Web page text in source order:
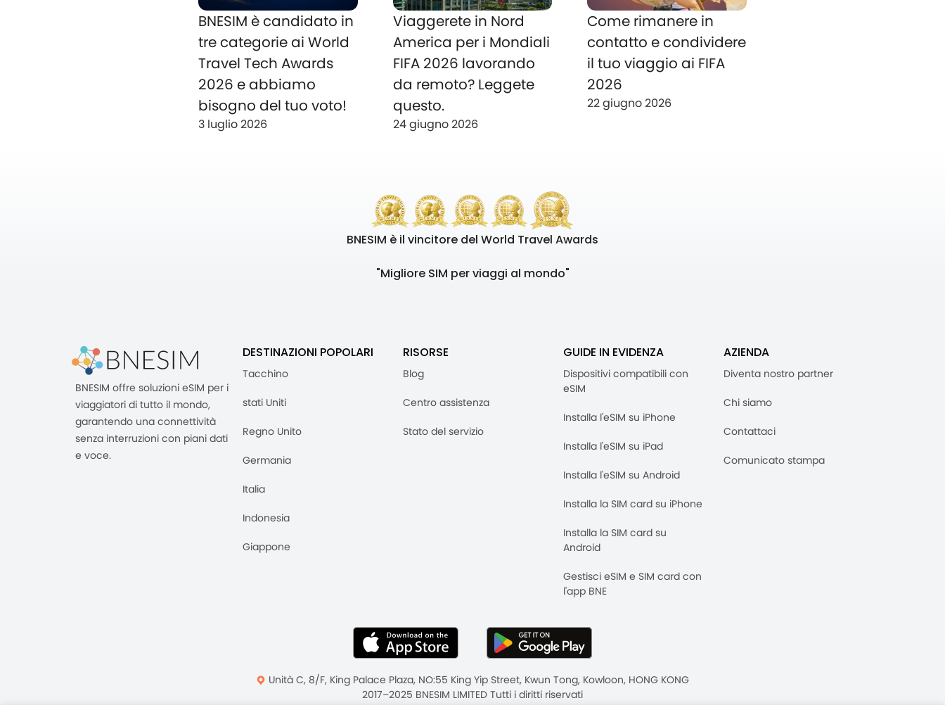
BNESIM è candidato in
tre categorie ai World
Travel Tech Awards
2026 e abbiamo
bisogno del tuo voto!
3 luglio 2026
Viaggerete in Nord
America per i Mondiali
FIFA 2026 lavorando
da remoto? Leggete
questo.
24 giugno 2026
Come rimanere in
contatto e condividere
il tuo viaggio ai FIFA
2026
22 giugno 2026
BNESIM è il vincitore del World Travel Awards
"Migliore SIM per viaggi al mondo"
BNESIM offre soluzioni eSIM per i
viaggiatori di tutto il mondo,
garantendo una connettività
senza interruzioni con piani dati
e voce.
DESTINAZIONI POPOLARI
Tacchino
stati Uniti
Regno Unito
Germania
Italia
Indonesia
Giappone
RISORSE
Blog
Centro assistenza
Stato del servizio
GUIDE IN EVIDENZA
Dispositivi compatibili con
eSIM
Installa l'eSIM su iPhone
Installa l'eSIM su iPad
Installa l'eSIM su Android
Installa la SIM card su iPhone
Installa la SIM card su
Android
Gestisci eSIM e SIM card con
l'app BNE
AZIENDA
Diventa nostro partner
Chi siamo
Contattaci
Comunicato stampa
Unità C, 8/F, King Palace Plaza, NO:55 King Yip Street, Kwun Tong, Kowloon, HONG KONG
2017–2025 BNESIM LIMITED Tutti i diritti riservati